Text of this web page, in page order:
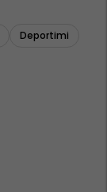
Deportimi